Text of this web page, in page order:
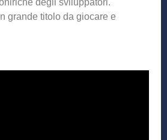
degli sviluppatori.
grande titolo da giocare e